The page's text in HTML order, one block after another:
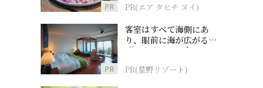
PR PR(エア タヒチ ヌイ)
PR
客室はすべて海側にあ
り、眼前に海が広がる
『西表島ホテル by 星野
PR(星野リゾート)